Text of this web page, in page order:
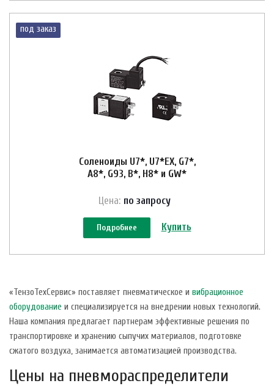
под заказ
Соленоиды U7*, U7*EX, G7*,
A8*, G93, B*, H8* и GW*
Цена: по запросу
Подробнее Купить
«ТензоТехСервис» поставляет пневматическое и вибрационное
оборудование и специализируется на внедрении новых технологий.
Наша компания предлагает партнерам эффективные решения по
транспортировке и хранению сыпучих материалов, подготовке
сжатого воздуха, занимается автоматизацией производства.
Цены на пневмораспределители